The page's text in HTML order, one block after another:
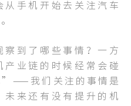
从手机开始去关注汽车
察到了哪些事情？一方
产业链的时候经常会碰
我们关注的事情是
来还有没有提升的机